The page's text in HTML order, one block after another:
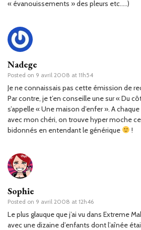
« évanouissements » des pleurs etc…..)
Nadege
Posted on 9 avril 2008 at 11h54
Je ne connaissais pas cette émission de
Par contre, je t’en conseille une sur « Du
s’appelle « Une maison d’enfer ». A
avec mon chéri, on trouve hyper moche
bidonnés en entendant le générique
!
Sophie
Posted on 9 avril 2008 at 12h46
Le plus glauque que j’ai vu dans Extreme
avec une dizaine d’enfants dont l’aînée